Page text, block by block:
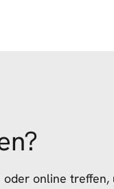
online treffen,